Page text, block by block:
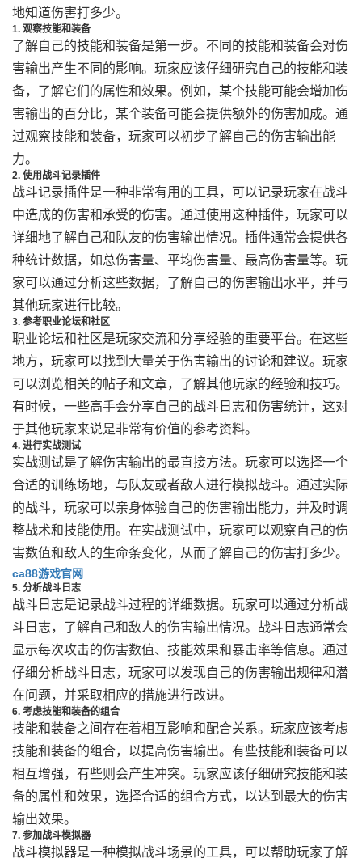
地知道伤害打多少。
1. 观察技能和装备
了解自己的技能和装备是第一步。不同的技能和装备会对伤
害输出产生不同的影响。玩家应该仔细研究自己的技能和装
备，了解它们的属性和效果。例如，某个技能可能会增加伤
害输出的百分比，某个装备可能会提供额外的伤害加成。通
过观察技能和装备，玩家可以初步了解自己的伤害输出能
力。
2. 使用战斗记录插件
战斗记录插件是一种非常有用的工具，可以记录玩家在战斗
中造成的伤害和承受的伤害。通过使用这种插件，玩家可以
详细地了解自己和队友的伤害输出情况。插件通常会提供各
种统计数据，如总伤害量、平均伤害量、最高伤害量等。玩
家可以通过分析这些数据，了解自己的伤害输出水平，并与
其他玩家进行比较。
3. 参考职业论坛和社区
职业论坛和社区是玩家交流和分享经验的重要平台。在这些
地方，玩家可以找到大量关于伤害输出的讨论和建议。玩家
可以浏览相关的帖子和文章，了解其他玩家的经验和技巧。
有时候，一些高手会分享自己的战斗日志和伤害统计，这对
于其他玩家来说是非常有价值的参考资料。
4. 进行实战测试
实战测试是了解伤害输出的最直接方法。玩家可以选择一个
合适的训练场地，与队友或者敌人进行模拟战斗。通过实际
的战斗，玩家可以亲身体验自己的伤害输出能力，并及时调
整战术和技能使用。在实战测试中，玩家可以观察自己的伤
害数值和敌人的生命条变化，从而了解自己的伤害打多少。
ca88游戏官网
5. 分析战斗日志
战斗日志是记录战斗过程的详细数据。玩家可以通过分析战
斗日志，了解自己和敌人的伤害输出情况。战斗日志通常会
显示每次攻击的伤害数值、技能效果和暴击率等信息。通过
仔细分析战斗日志，玩家可以发现自己的伤害输出规律和潜
在问题，并采取相应的措施进行改进。
6. 考虑技能和装备的组合
技能和装备之间存在着相互影响和配合关系。玩家应该考虑
技能和装备的组合，以提高伤害输出。有些技能和装备可以
相互增强，有些则会产生冲突。玩家应该仔细研究技能和装
备的属性和效果，选择合适的组合方式，以达到最大的伤害
输出效果。
7. 参加战斗模拟器
战斗模拟器是一种模拟战斗场景的工具，可以帮助玩家了解